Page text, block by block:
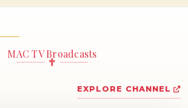
MAC TV Broadcasts
EXPLORE CHANNEL